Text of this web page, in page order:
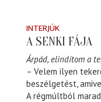
INTERJÚK
A SENKI FÁJA
Árpád, elindítom a
– Velem ilyen
beszélgetést,
A régmúltból